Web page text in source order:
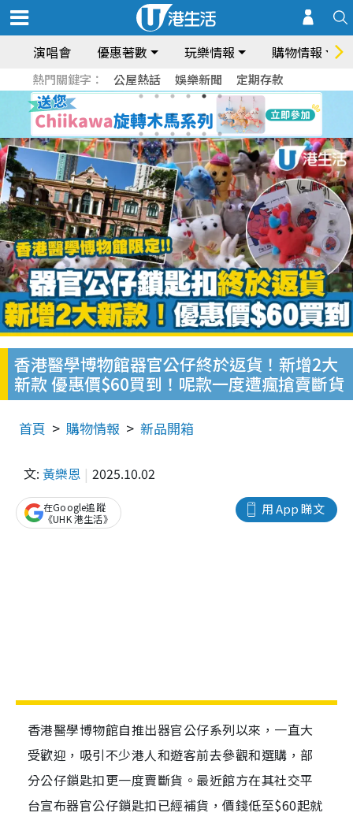
演唱會 優惠著數 玩樂情報 購物情報
熱門關鍵字： 公屋熱話 娛樂新聞 定期存款
香港醫學博物館器官公仔終於返貨！新增2大
新款 優惠價$60買到！呢款一度遭瘋搶賣斷貨
首頁 購物情報 新品開箱
文: 黃樂恩 2025.10.02
用 App 睇文
在Google追蹤
《UHK 港生活》
香港醫學博物館自推出器官公仔系列以來，一直大
受歡迎，吸引不少港人和遊客前去參觀和選購，部
分公仔鎖匙扣更一度賣斷貨。最近館方在其社交平
台宣布器官公仔鎖匙扣已經補貨，價錢低至$60起就